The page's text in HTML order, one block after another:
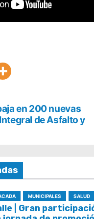
en 200 nuevas
de Asfalto y
MUNICIPALES SALUD
| Gran